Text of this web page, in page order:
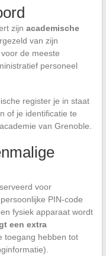
zijn academische
van zijn
de meeste
personeel
register je in staat
of je identificatie te
van Grenoble.
voor
PIN-code
fysiek apparaat wordt
een extra
toegang hebben tot